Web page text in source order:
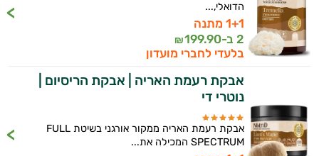
הדואלי,...
1+1 מתנה
2 ב-
199.90
₪
בלעדי לחברי מועדון
אבקת רעמת האריה | אבקת הריסיום |
נוטרי די
אבקת רעמת האריה ממקור אורגני בשיטת FULL
SPECTRUM המכילה את...